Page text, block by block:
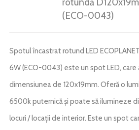
(ECO-0043)
Spotul încastrat rotund LED
6W (ECO-0043) este un spot LED, care
dimensiunea de 120x19mm. Oferă o
6500k puternică și poate să ilumineze
locuri / locații de interior. Este un spot